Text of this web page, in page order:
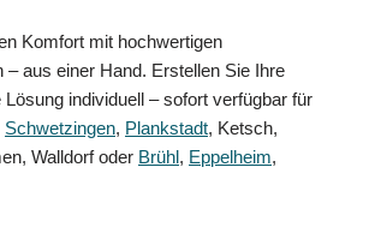
Komfort mit hochwertigen
– aus einer Hand. Erstellen Sie Ihre
individuell – sofort verfügbar für
Schwetzingen, Plankstadt, Ketsch,
Walldorf oder Brühl, Eppelheim,